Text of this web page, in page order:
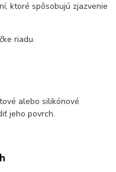
ktoré spôsobujú zjazvenie
riadu.
alebo silikónové
jeho povrch.